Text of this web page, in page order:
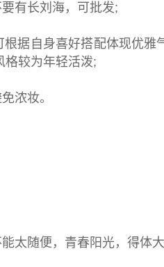
有长刘海，可批发;
自身喜好搭配体现优雅
格较为年轻活泼;
浓妆。
太随便，青春阳光，得体